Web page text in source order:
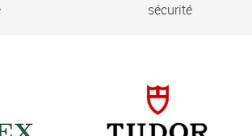
sécurité